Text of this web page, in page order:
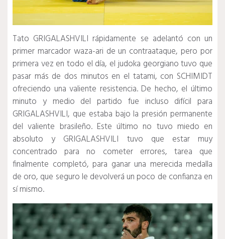
Tato GRIGALASHVILI rápidamente se adelantó con un
primer marcador waza-ari de un contraataque, pero por
primera vez en todo el día, el judoka georgiano tuvo que
pasar más de dos minutos en el tatami, con SCHIMIDT
ofreciendo una valiente resistencia. De hecho, el último
minuto y medio del partido fue incluso difícil para
GRIGALASHVILI, que estaba bajo la presión permanente
del valiente brasileño. Este último no tuvo miedo en
absoluto y GRIGALASHVILI tuvo que estar muy
concentrado para no cometer errores, tarea que
finalmente completó, para ganar una merecida medalla
de oro, que seguro le devolverá un poco de confianza en
sí mismo.